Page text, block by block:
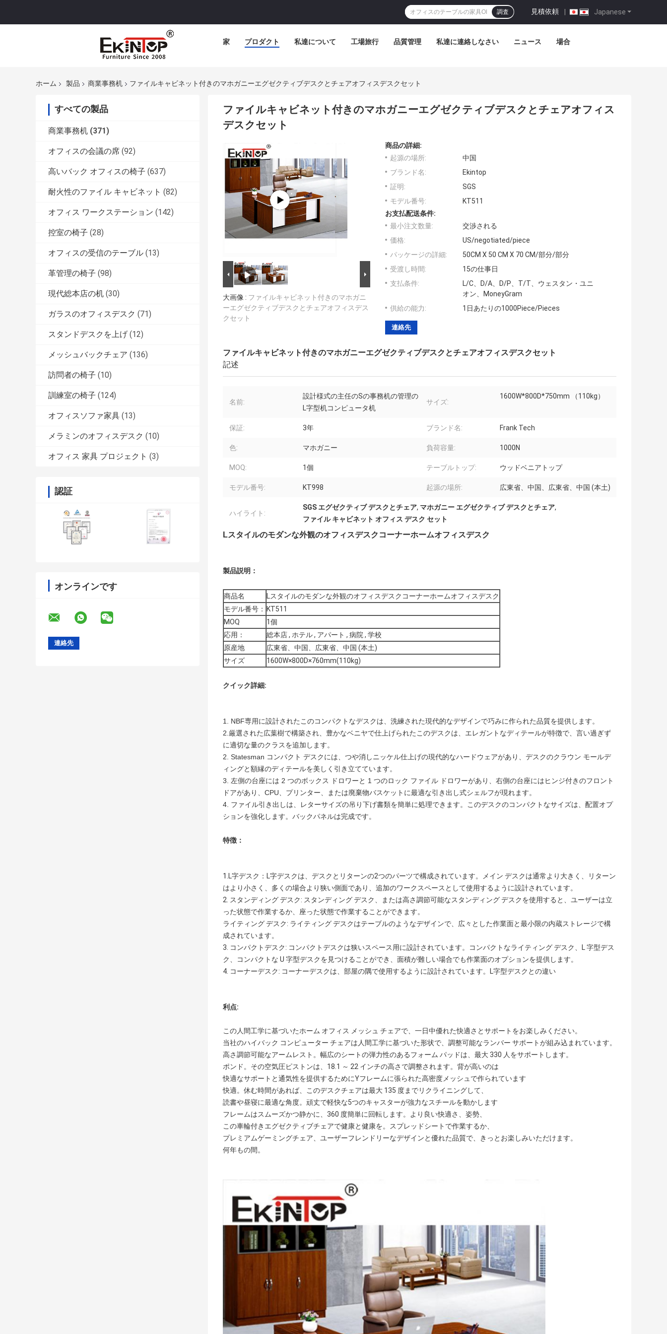
Japanese
見積依頼 |
調査
家 プロダクト 私達について 工場旅行 品質管理 私達に連絡しなさい ニュース 場合
ホーム 製品 商業事務机 ファイルキャビネット付きのマホガニーエグゼクティブデスクとチェアオフィスデスクセット
すべての製品
商業事務机 (371)
オフィスの会議の席 (92)
高いバック オフィスの椅子 (637)
耐火性のファイル キャビネット (82)
オフィス ワークステーション (142)
控室の椅子 (28)
オフィスの受信のテーブル (13)
革管理の椅子 (98)
現代総本店の机 (30)
ガラスのオフィスデスク (71)
スタンドデスクを上げ (12)
メッシュバックチェア (136)
訪問者の椅子 (10)
訓練室の椅子 (124)
オフィスソファ家具 (13)
メラミンのオフィスデスク (10)
オフィス 家具 プロジェクト (3)
認証
オンラインです
ファイルキャビネット付きのマホガニーエグゼクティブデスクとチェアオフィス
デスクセット
大画像 : ファイルキャビネット付きのマホガニ
ーエグゼクティブデスクとチェアオフィスデス
クセット
商品の詳細:
起源の場所:
中国
ブランド名:
Ekintop
証明:
SGS
モデル番号:
KT511
お支払配送条件:
最小注文数量:
交渉される
価格:
US/negotiated/piece
パッケージの詳細:
50CM X 50 CM X 70 CM/部分/部分
受渡し時間:
15の仕事日
支払条件:
L/C、D/A、D/P、T/T、ウェスタン・ユニ
オン、MoneyGram
供給の能力:
1日あたりの1000Piece/Pieces
連絡先
ファイルキャビネット付きのマホガニーエグゼクティブデスクとチェアオフィスデスクセット
記述
名前:
設計様式の主任のSの事務机の管理の
L字型机コンピュータ机
サイズ:
1600W*800D*750mm （110kg）
保証: 3年 ブランド名: Frank Tech
色: マホガニー 負荷容量: 1000N
MOQ: 1個 テーブルトップ: ウッドベニアトップ
モデル番号: KT998 起源の場所: 広東省、中国、広東省、中国 (本土)
ハイライト:
SGS エグゼクティブ デスクとチェア, マホガニー エグゼクティブ デスクとチェア,
ファイル キャビネット オフィス デスク セット
Lスタイルのモダンな外観のオフィスデスクコーナーホームオフィスデスク
製品説明：
商品名
Lスタイルのモダンな外観のオフィスデスクコーナーホームオフィスデスク
モデル番号：
KT511
MOQ
1個
応用：
総本店 , ホテル , アパート , 病院 , 学校
原産地
広東省、中国、広東省、中国 (本土)
サイズ
1600W×800D×760mm(110kg)
クイック詳細:
1. NBF専用に設計されたこのコンパクトなデスクは、洗練された現代的なデザインで巧みに作られた品質を提供します。
2.厳選された広葉樹で構築され、豊かなベニヤで仕上げられたこのデスクは、エレガントなディテールが特徴で、言い過ぎず
に適切な量のクラスを追加します。
2. Statesman コンパクト デスクには、つや消しニッケル仕上げの現代的なハードウェアがあり、デスクのクラウン モールデ
ィングと額縁のディテールを美しく引き立てています。
3. 左側の台座には 2 つのボックス ドロワーと 1 つのロック ファイル ドロワーがあり、右側の台座にはヒンジ付きのフロント
ドアがあり、CPU、プリンター、または廃棄物バスケットに最適な引き出し式シェルフが現れます。
4. ファイル引き出しは、レターサイズの吊り下げ書類を簡単に処理できます。このデスクのコンパクトなサイズは、配置オプ
ションを強化します。バックパネルは完成です。
特徴：
1.L字デスク：L字デスクは、デスクとリターンの2つのパーツで構成されています。メイン デスクは通常より大きく、リターン
はより小さく、多くの場合より狭い側面であり、追加のワークスペースとして使用するように設計されています。
2. スタンディング デスク: スタンディング デスク、または高さ調節可能なスタンディング デスクを使用すると、ユーザーは立
った状態で作業するか、座った状態で作業することができます。
ライティング デスク: ライティング デスクはテーブルのようなデザインで、広々とした作業面と最小限の内蔵ストレージで構
成されています。
3. コンパクトデスク: コンパクトデスクは狭いスペース用に設計されています。コンパクトなライティング デスク、L 字型デス
ク、コンパクトな U 字型デスクを見つけることができ、面積が難しい場合でも作業面のオプションを提供します。
4. コーナーデスク: コーナーデスクは、部屋の隅で使用するように設計されています。L字型デスクとの違い
利点:
この人間工学に基づいたホーム オフィス メッシュ チェアで、一日中優れた快適さとサポートをお楽しみください。
当社のハイバック コンピューター チェアは人間工学に基づいた形状で、調整可能なランバー サポートが組み込まれています。
高さ調節可能なアームレスト。幅広のシートの弾力性のあるフォーム パッドは、最大 330 人をサポートします。
ポンド。その空気圧ピストンは、18.1 ～ 22 インチの高さで調整されます。背が高いのは
快適なサポートと通気性を提供するためにYフレームに張られた高密度メッシュで作られています
快適。休む時間があれば、このデスクチェアは最大 135 度までリクライニングして、
読書や昼寝に最適な角度。頑丈で軽快な5つのキャスターが強力なスチールを動かします
フレームはスムーズかつ静かに、360 度簡単に回転します。より良い快適さ、姿勢、
この車輪付きエグゼクティブチェアで健康と健康を。スプレッドシートで作業するか、
プレミアムゲーミングチェア、ユーザーフレンドリーなデザインと優れた品質で、きっとお楽しみいただけます。
何年もの間。